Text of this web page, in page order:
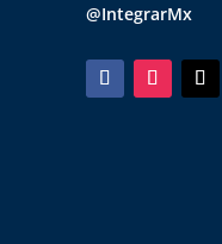
@IntegrarMx